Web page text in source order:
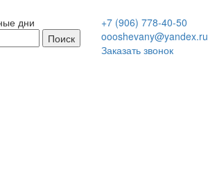
дни
Поиск
+7 (906) 778-40-50
oooshevany@yandex.ru
Заказать звонок